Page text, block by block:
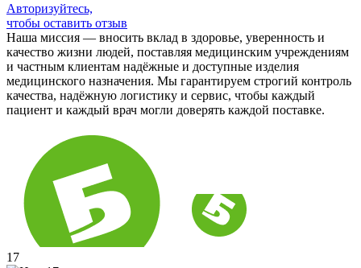
Авторизуйтесь,
чтобы оставить отзыв
Наша миссия — вносить вклад в здоровье, уверенность и
качество жизни людей, поставляя медицинским учреждениям
и частным клиентам надёжные и доступные изделия
медицинского назначения. Мы гарантируем строгий контроль
качества, надёжную логистику и сервис, чтобы каждый
пациент и каждый врач могли доверять каждой поставке.
17